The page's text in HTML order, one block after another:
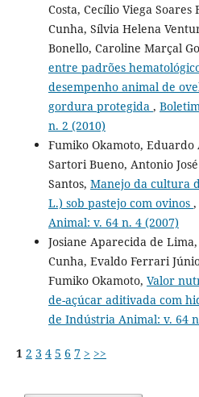
Costa, Cecílio Viega
Cunha, Sílvia Helena
Bonello, Caroline Marçal
entre padrões
desempenho animal de
gordura protegida ,
n. 2 (2010)
Fumiko Okamoto,
Sartori Bueno, Antonio
Santos, Manejo da cultura
L.) sob pastejo com ovinos ,
Animal: v. 64 n. 4 (2007)
Josiane Aparecida de
Cunha, Evaldo Ferrari
Fumiko Okamoto, Valor
de-açúcar aditivada com
de Indústria Animal: v. 64
1 2 3 4 5 6 7 > >>